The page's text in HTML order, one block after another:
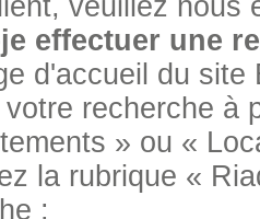
veuillez nous
effectuer une
d'accueil du
recherche à
» ou «
la rubrique «
: